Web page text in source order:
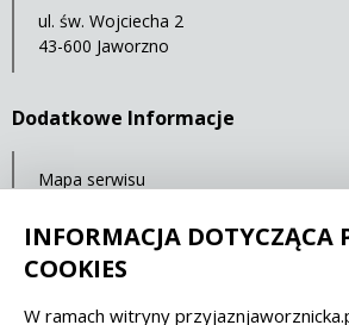
ul. św. Wojciecha 2
43-600 Jaworzno
Dodatkowe Informacje
Mapa serwisu
Statystyki oglądalności
INFORMACJA DOTYCZĄCA
COOKIES
W ramach witryny